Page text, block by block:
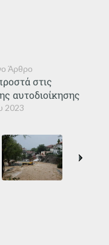
Άρθρο
2023
στις
αυτοδιοίκησης